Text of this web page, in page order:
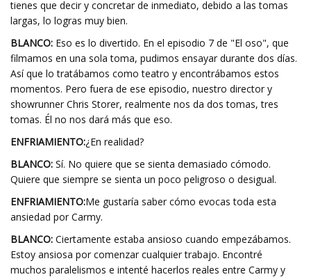
tienes que decir y concretar de inmediato, debido a las tomas
largas, lo logras muy bien.
BLANCO: Eso es lo divertido. En el episodio 7 de "El oso", que
filmamos en una sola toma, pudimos ensayar durante dos días.
Así que lo tratábamos como teatro y encontrábamos estos
momentos. Pero fuera de ese episodio, nuestro director y
showrunner Chris Storer, realmente nos da dos tomas, tres
tomas. Él no nos dará más que eso.
ENFRIAMIENTO:¿En realidad?
BLANCO: Sí. No quiere que se sienta demasiado cómodo.
Quiere que siempre se sienta un poco peligroso o desigual.
ENFRIAMIENTO:Me gustaría saber cómo evocas toda esta
ansiedad por Carmy.
BLANCO: Ciertamente estaba ansioso cuando empezábamos.
Estoy ansiosa por comenzar cualquier trabajo. Encontré
muchos paralelismos e intenté hacerlos reales entre Carmy y